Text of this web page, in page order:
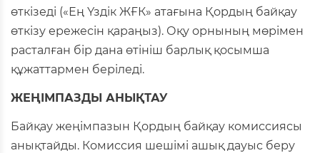
өткізеді («Ең Үздік ЖҒК» атағына Қордың байқау
өткізу ережесін қараңыз). Оқу орнының мөрімен
расталған бір дана өтініш барлық қосымша
құжаттармен беріледі.
ЖЕҢІМПАЗДЫ АНЫҚТАУ
Байқау жеңімпазын Қордың байқау комиссиясы
анықтайды. Комиссия шешімі ашық дауыс беру